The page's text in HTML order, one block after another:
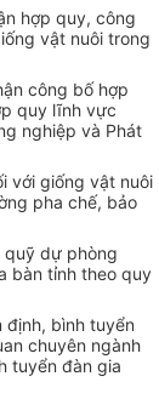
hợp quy, công
vật nuôi trong
công bố hợp
quy lĩnh vực
nghiệp và Phát
với giống vật nuôi
pha chế, bảo
quỹ dự phòng
bàn tỉnh theo quy
định, bình tuyển
chuyên ngành
tuyển đàn gia